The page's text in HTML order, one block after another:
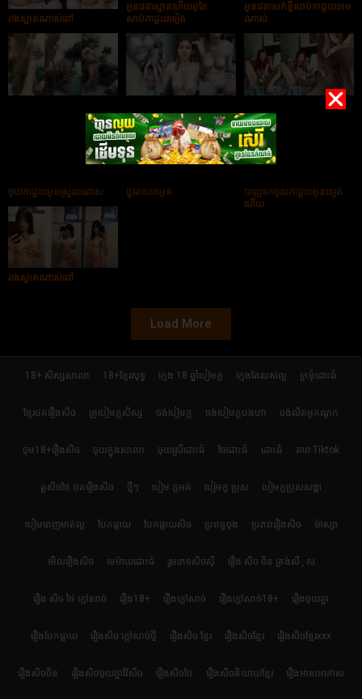
រាងស្អាតណាស់ពៅ
អូនវេតាស្អាតហើយពូកែ
សាប់កាដួយទៀត
អូនវេតាសក់ខ្លីសាប់កាដួយអេម
ណាស់
ចេញទឹកកាដួយហើយបងបង
ចុយកាដួយអូនស្រួលណាស់ ថ្ងូរតិចតិចអូន
បាញ់ទឹកចូលកាដួយអូនទៀត
ហើយ
រាងស្អាតណាស់ពៅ
Load More
18+ សិស្សសាលា 18+ខ្មែរសុទ្ធ ក្មេង 18 ឆ្នាំបៀមក្ដ ក្មេងតែរបស់ល្អ ក្រមុំដោះធំ
ខ្មែរថតរឿងសិច គ្រូបៀមក្ដសិស្ស ចង់បៀមក្ដ ចង់បៀមក្តបងហា ចង់លិតអូកណូក
ចុម18+រឿងសិច ចុយក្នុងសាលា ចុយស្រីដោះធំ ចែដោះធំ ដោះធំ តារា Tiktok
តួសិចថៃ ថតរឿងសិច ថ្មីៗ បៀម ក្ដអត់ បៀមក្ដ ប្រុស បៀមក្តប្រុសសង្ហា
បៀមពេញមាត់ល្អ បែកធ្លាយ បែកធ្លាយសិច ប្រពន្ធចុង ប្រភពរឿងសិច ម៉ាស្សា
មើលរឿងសិច មេម៉ាយដោះធំ រួមភេទសិចស៊ី រឿង សិច ចិន ត្រង់សីុស
រឿង សិច ថៃ ក្តៅសាច់ រឿង18+ រឿងក្ដៅសាច់ រឿងក្ដៅសាច់18+ រឿងចុយគ្នា
រឿងបែកធ្លាយ រឿងសិច ក្តៅសាច់ថ្មី រឿងសិច ខ្មែរ រឿងសិចខ្មែរ រឿងសិចខ្មែរxxx
រឿងសិចចិន រឿងសិចចុយគ្នាវ៉ៃសិច រឿងសិចថៃ រឿងសិចនិយាយខ្មែរ រឿងអាសអាភាស